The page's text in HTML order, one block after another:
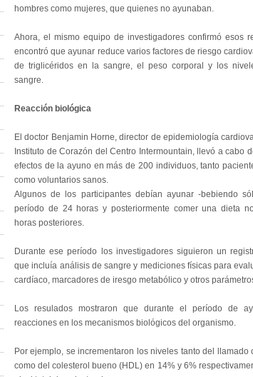
hombres como mujeres, que quienes no ayunaban.
Ahora, el mismo equipo de investigadores confirmó esos
encontró que ayunar reduce varios factores de riesgo
de triglicéridos en la sangre, el peso corporal y los
sangre.
Reacción biológica
El doctor Benjamin Horne, director de epidemiología
Instituto de Corazón del Centro Intermountain, llevó a cabo
efectos de la ayuno en más de 200 individuos, tanto
como voluntarios sanos.
Algunos de los participantes debían ayunar -bebiendo
período de 24 horas y posteriormente comer una dieta
horas posteriores.
Durante ese período los investigadores siguieron un
que incluía análisis de sangre y mediciones físicas para
cardíaco, marcadores de iresgo metabólico y otros
Los resulados mostraron que durante el período de
reacciones en los mecanismos biológicos del organismo.
Por ejemplo, se incrementaron los niveles tanto del llamado
como del colesterol bueno (HDL) en 14% y 6%